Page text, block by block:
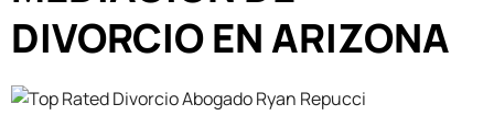
DIVORCIO EN ARIZONA